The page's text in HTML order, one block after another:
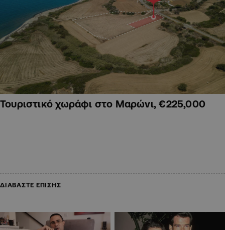
Τουριστικό χωράφι στο Μαρώνι, €225,000
ΔΙΑΒΑΣΤΕ ΕΠΙΣΗΣ